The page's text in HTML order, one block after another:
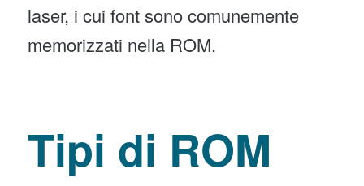
laser, i cui font sono comunemente
memorizzati nella ROM.
Tipi di ROM